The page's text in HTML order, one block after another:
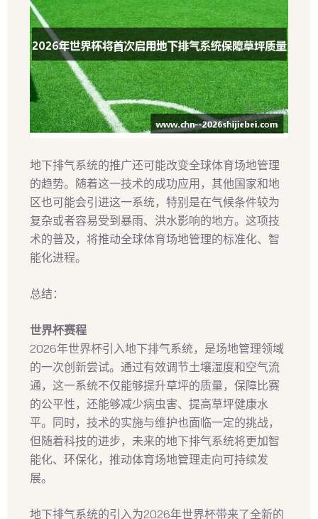
地下排气系统的推广还可能改变全球体育场地管理
的趋势。随着这一技术的成功应用，其他国家和地
区也可能会引进这一系统，特别是在气候条件较为
复杂或者容易受到暴雨、洪水影响的地方。这项技
术的普及，将推动全球体育场地管理的标准化、智
能化进程。
总结：
世界杯赛程
2026年世界杯引入地下排气系统，是场地管理领域
的一次创新尝试。通过有效调节土壤湿度和空气流
通，这一系统不仅能够提升草坪的质量，保障比赛
的公平性，还能够减少病虫害、提高草坪健康水
平。同时，技术的实施与维护也面临一定的挑战，
但随着科技的进步，未来的地下排气系统将更加智
能化、环保化，推动体育场地管理走向可持续发
展。
地下排气系统的引入为2026年世界杯带来了全新的